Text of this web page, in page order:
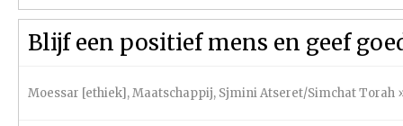
Blijf een positief mens en geef
Moessar [ethiek],Maatschappij, Sjmini Atseret/Simchat Torah